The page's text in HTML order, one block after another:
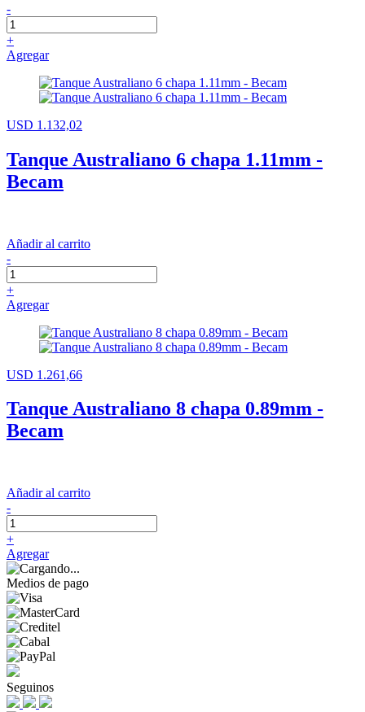
-
+
Agregar
USD 1.132,02
Tanque Australiano 6 chapa 1.11mm -
Becam
Añadir al carrito
-
+
Agregar
USD 1.261,66
Tanque Australiano 8 chapa 0.89mm -
Becam
Añadir al carrito
-
+
Agregar
Medios de pago
Seguinos